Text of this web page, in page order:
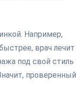
Например,
врач лечит
под свой стиль
проверенный